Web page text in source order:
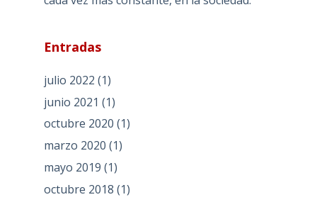
Entradas
julio 2022 (1)
junio 2021 (1)
octubre 2020 (1)
marzo 2020 (1)
mayo 2019 (1)
octubre 2018 (1)